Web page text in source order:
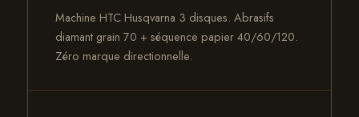
Machine HTC Husqvarna 3 disques. Abrasifs
diamant grain 70 + séquence papier 40/60/120.
Zéro marque directionnelle.